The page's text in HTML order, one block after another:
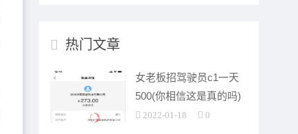
热门文章
女老板招驾驶员c1一天
500(你相信这是真的吗)
2022-01-18 0